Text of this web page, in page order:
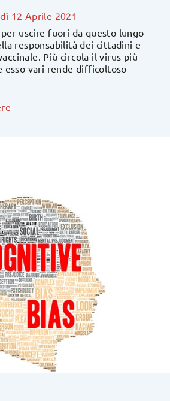
12 Aprile 2021
per uscire fuori da questo lungo
responsabilità dei cittadini e
Più circola il virus più
esso vari rende difficoltoso